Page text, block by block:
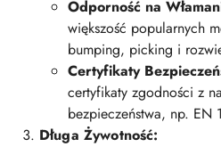
Odporność na
większość popularnych
bumping, picking i
Certyfikaty
certyfikaty zgodności z
bezpieczeństwa, np.
Długa Żywotność: